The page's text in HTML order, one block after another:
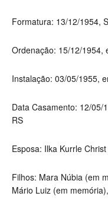
Formatura: 13/12/1954,
Ordenação: 15/12/1954,
Instalação: 03/05/1955,
Data Casamento: 12/05/
RS
Esposa: Ilka Kurrle Christ
Filhos: Mara Núbia (em
Mário Luiz (em